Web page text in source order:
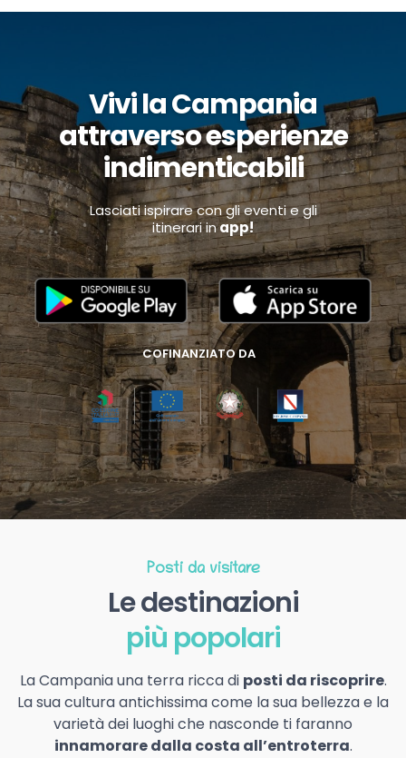
Vivi la Campania
attraverso esperienze
indimenticabili
Lasciati ispirare con gli eventi e gli
itinerari inapp!
COFINANZIATO DA
Posti da visitare
Le destinazioni
più popolari
La Campania una terra ricca di posti da riscoprire.
La sua cultura antichissima come la sua bellezza e la
varietà dei luoghi che nasconde ti faranno
innamorare dalla costa all’entroterra.